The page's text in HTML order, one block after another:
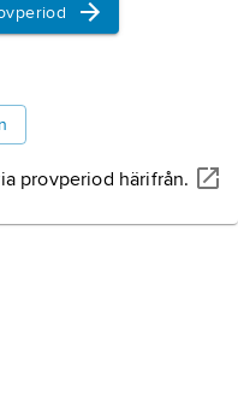
provperiod härifrån.